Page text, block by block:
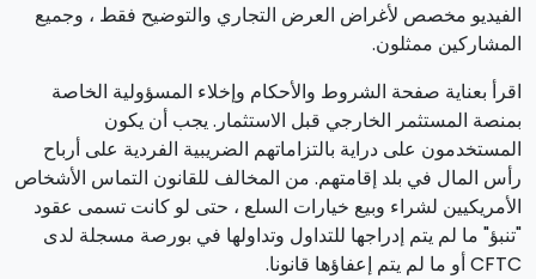
الفيديو مخصص لأغراض العرض التجاري والتوضيح فقط ، وجميع
المشاركين ممثلون.
اقرأ بعناية صفحة الشروط والأحكام وإخلاء المسؤولية الخاصة
بمنصة المستثمر الخارجي قبل الاستثمار. يجب أن يكون
المستخدمون على دراية بالتزاماتهم الضريبية الفردية على أرباح
رأس المال في بلد إقامتهم. من المخالف للقانون التماس الأشخاص
الأمريكيين لشراء وبيع خيارات السلع ، حتى لو كانت تسمى عقود
"تنبؤ" ما لم يتم إدراجها للتداول وتداولها في بورصة مسجلة لدى
CFTC أو ما لم يتم إعفاؤها قانونا.